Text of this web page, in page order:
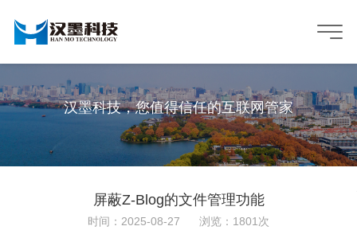
汉墨科技，您值得信任的互联网管家
屏蔽Z-Blog的文件管理功能
时间：2025-08-27 浏览：1801次